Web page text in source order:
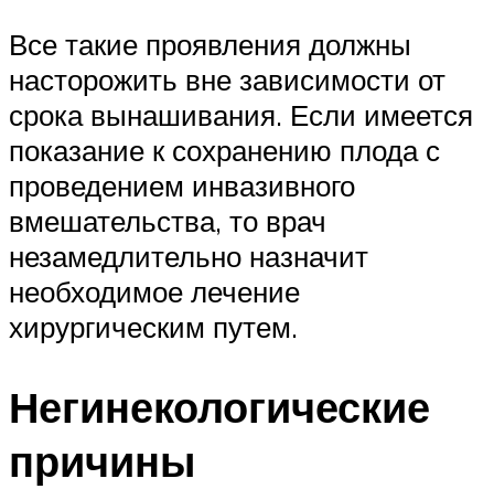
Все такие проявления должны
насторожить вне зависимости от
срока вынашивания. Если имеется
показание к сохранению плода с
проведением инвазивного
вмешательства, то врач
незамедлительно назначит
необходимое лечение
хирургическим путем.
Негинекологические
причины